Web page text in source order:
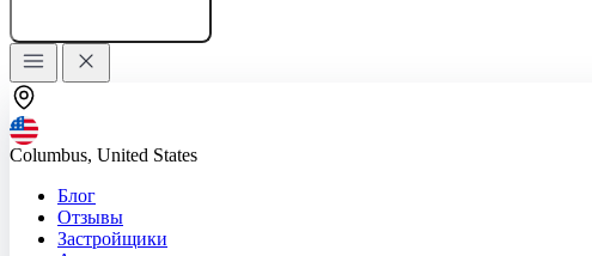
Columbus, United States
Блог
Отзывы
Застройщики